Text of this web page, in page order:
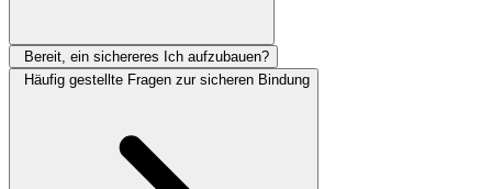
Bereit, ein sichereres Ich aufzubauen?
Häufig gestellte Fragen zur sicheren Bindung